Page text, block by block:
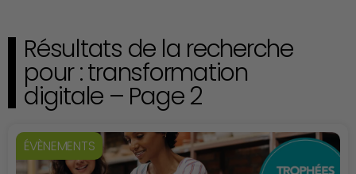
Résultats de la recherche
pour : transformation
digitale – Page 2
ÉVÈNEMENTS